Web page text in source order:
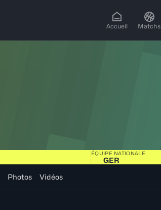
Accueil Matchs
ÉQUIPE NATIONALE
GER
Photos Vidéos